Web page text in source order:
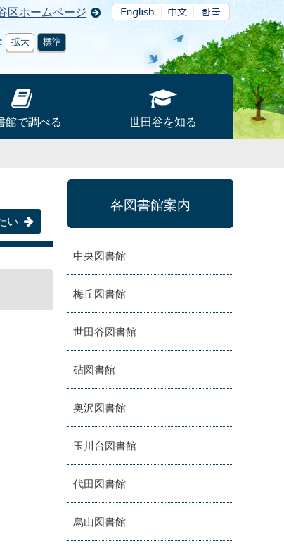
区ホームページ
拡大 標準
館で調べる 世田谷を知る
い
各図書館案内
中央図書館
梅丘図書館
世田谷図書館
砧図書館
奥沢図書館
玉川台図書館
代田図書館
烏山図書館